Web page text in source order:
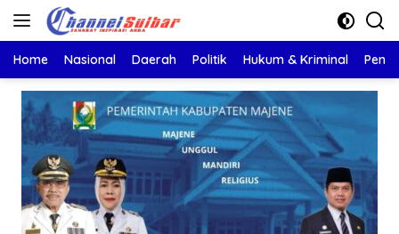
Langsung
Home Nasional Daerah Politik Hukum & Kriminal